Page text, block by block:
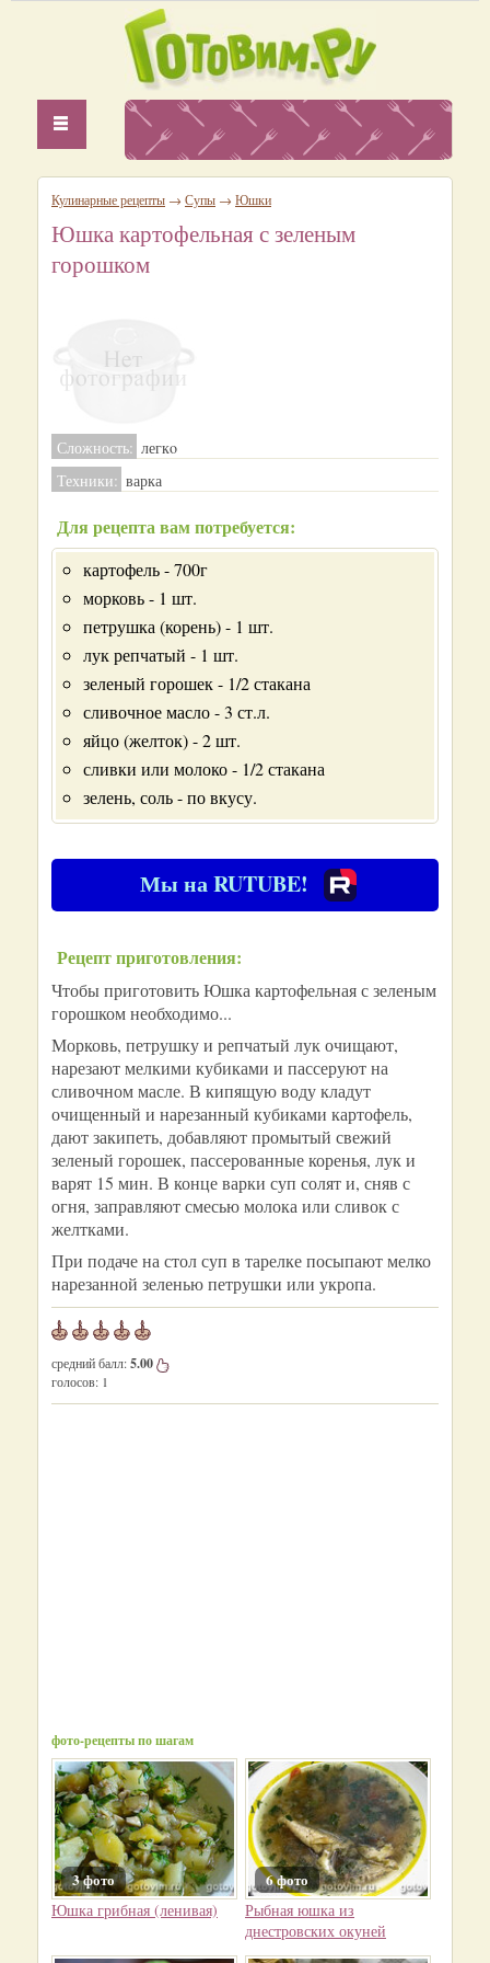
Кулинарные рецепты → Супы → Юшки
Юшка картофельная с зеленым
горошком
Сложность: легкo
Техники: варка
Для рецепта вам потребуется:
картофель - 700г
морковь - 1 шт.
петрушка (корень) - 1 шт.
лук репчатый - 1 шт.
зеленый горошек - 1/2 стакана
сливочное масло - 3 ст.л.
яйцо (желток) - 2 шт.
сливки или молоко - 1/2 стакана
зелень, соль - по вкусу.
Мы на RUTUBE!
Рецепт приготовления:
Чтобы приготовить Юшка картофельная с зеленым
горошком необходимо...
Морковь, петрушку и репчатый лук очищают,
нарезают мелкими кубиками и пассеруют на
сливочном масле. В кипящую воду кладут
очищенный и нарезанный кубиками картофель,
дают закипеть, добавляют промытый свежий
зеленый горошек, пассерованные коренья, лук и
варят 15 мин. В конце варки суп солят и, сняв с
огня, заправляют смесью молока или сливок с
желтками.
При подаче на стол суп в тарелке посыпают мелко
нарезанной зеленью петрушки или укропа.
средний балл:5.00
голосов: 1
фото-рецепты по шагам
3 фото
Юшка грибная (ленивая)
6 фото
Рыбная юшка из
днестровских окуней